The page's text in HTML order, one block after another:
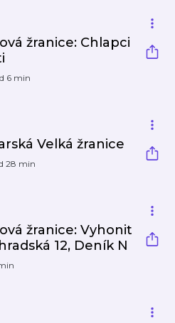
žranice: Chlapci
6 min
Velká žranice
28 min
žranice: Vyhonit
12, Deník N